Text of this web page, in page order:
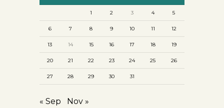
1 2 3 4 5
6 7 8 9 10 11 12
13 14 15 16 17 18 19
20 21 22 23 24 25 26
27 28 29 30 31
« Sep Nov »